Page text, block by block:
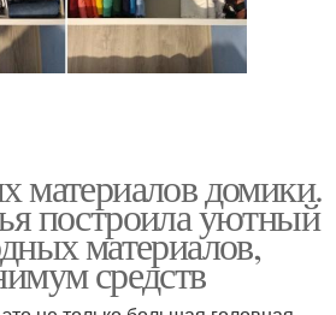
материалов домики.
построила уютный
материалов,
средств